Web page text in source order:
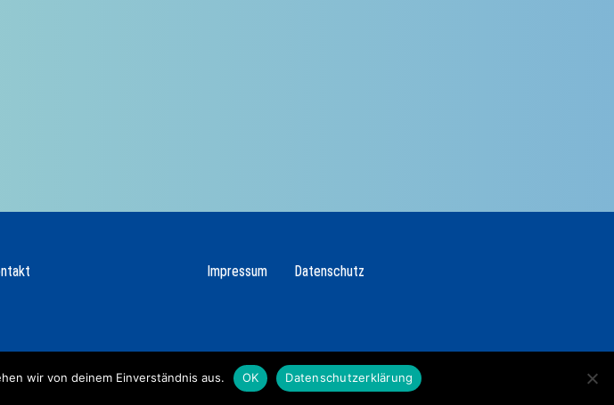
Impressum Datenschutz
wir von deinem Einverständnis aus. OK Datenschutzerklärung